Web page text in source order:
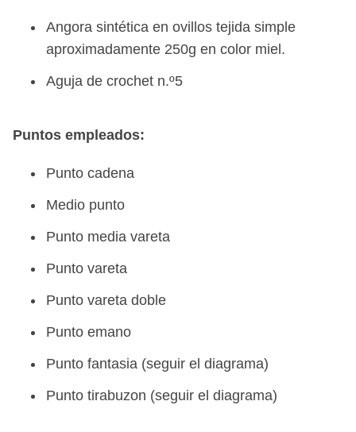
Angora sintética en ovillos tejida simple
aproximadamente 250g en color miel.
Aguja de crochet n.º5
Puntos empleados:
Punto cadena
Medio punto
Punto media vareta
Punto vareta
Punto vareta doble
Punto emano
Punto fantasia (seguir el diagrama)
Punto tirabuzon (seguir el diagrama)